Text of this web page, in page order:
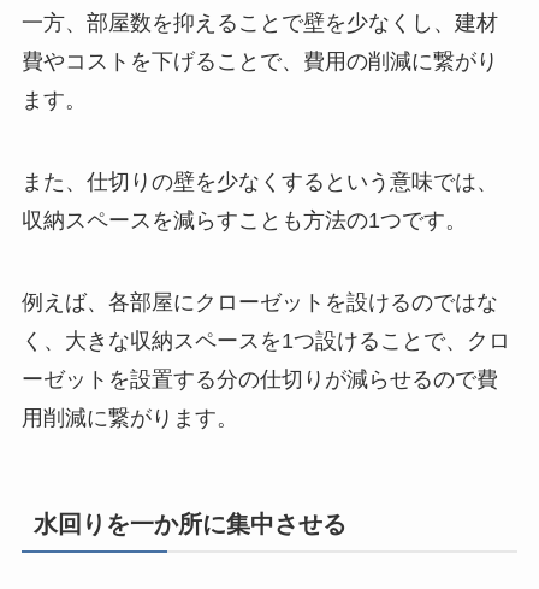
一方、部屋数を抑えることで壁を少なくし、建材
費やコストを下げることで、費用の削減に繋がり
ます。
また、仕切りの壁を少なくするという意味では、
収納スペースを減らすことも方法の1つです。
例えば、各部屋にクローゼットを設けるのではな
く、大きな収納スペースを1つ設けることで、クロ
ーゼットを設置する分の仕切りが減らせるので費
用削減に繋がります。
水回りを一か所に集中させる